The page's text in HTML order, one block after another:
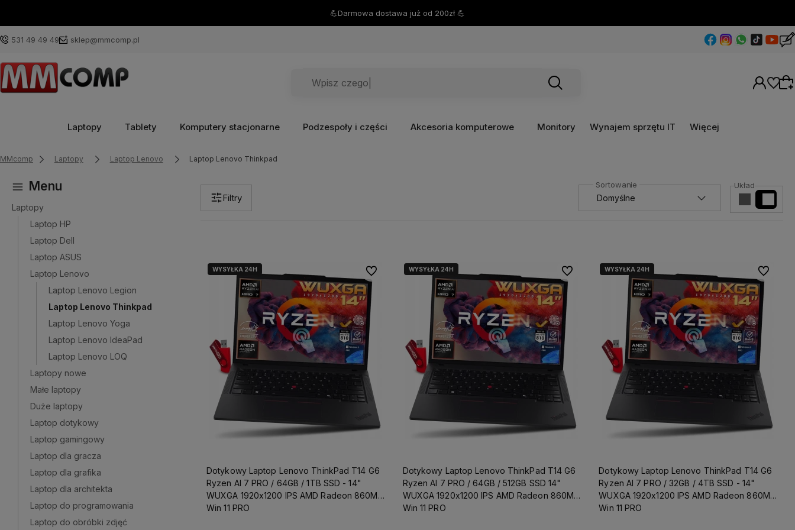
💪Darmowa dostawa już od 200zł 💪
531 49 49 49 sklep@mmcomp.pl
oferty lub zaloguj się, aby przywrócić dodane
produkty do listy z poprzedniej sesji.
Laptopy Tablety Komputery stacjonarne Podzespoły i części Akcesoria komputerowe Monitory Wynajem sprzętu IT Więcej
MMcomp Laptopy Laptop Lenovo Laptop Lenovo Thinkpad
Menu
Laptopy
Laptop HP
Laptop Dell
Laptop ASUS
Laptop Lenovo
Laptop Lenovo Legion
Laptop Lenovo Thinkpad
Laptop Lenovo Yoga
Laptop Lenovo IdeaPad
Laptop Lenovo LOQ
Laptopy nowe
Małe laptopy
Duże laptopy
Laptop dotykowy
Laptop gamingowy
Laptop dla gracza
Laptop dla grafika
Laptop dla architekta
Laptop do programowania
Laptop do obróbki zdjęć
Filtry
Układ
WYSYŁKA 24H
Dotykowy Laptop Lenovo ThinkPad T14 G6
Ryzen AI 7 PRO / 64GB / 1TB SSD - 14"
WUXGA 1920x1200 IPS AMD Radeon 860M
Win 11 PRO
Do ulubionychWYSYŁKA 24H
Dotykowy Laptop Lenovo ThinkPad T14 G6
Ryzen AI 7 PRO / 64GB / 512GB SSD 14"
WUXGA 1920x1200 IPS AMD Radeon 860M
Win 11 PRO
Do ulubionychWYSYŁKA 24H
Dotykowy Laptop Lenovo ThinkPad T14 G6
Ryzen AI 7 PRO / 32GB / 4TB SSD - 14"
WUXGA 1920x1200 IPS AMD Radeon 860M
Win 11 PRO
Do